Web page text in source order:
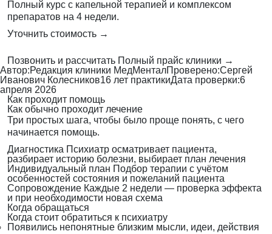
Полный курс с капельной терапией и комплексом
препаратов на 4 недели.
Уточнить стоимость →
Позвонить и рассчитать Полный прайс клиники →
Автор:Редакция клиники МедМенталПроверено:Сергей
Иванович Колесников16 лет практикиДата проверки:6
апреля 2026
Как проходит помощь
Как обычно проходит лечение
Три простых шага, чтобы было проще понять, с чего
начинается помощь.
Диагностика Психиатр осматривает пациента,
разбирает историю болезни, выбирает план лечения
Индивидуальный план Подбор терапии с учётом
особенностей состояния и пожеланий пациента
Сопровождение Каждые 2 недели — проверка эффекта
и при необходимости новая схема
Когда обращаться
Когда стоит обратиться к психиатру
Появились непонятные близким мысли, идеи, действия